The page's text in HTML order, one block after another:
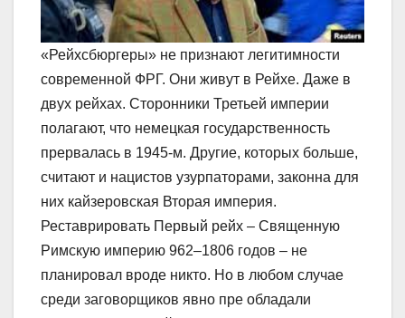
«Рейхсбюргеры» не признают легитимности
современной ФРГ. Они живут в Рейхе. Даже в
двух рейхах. Сторонники Третьей империи
полагают, что немецкая государственность
прервалась в 1945-м. Другие, которых больше,
считают и нацистов узурпаторами, законна для
них кайзеровская Вторая империя.
Реставрировать Первый рейх – Священную
Римскую империю 962–1806 годов – не
планировал вроде никто. Но в любом случае
среди заговорщиков явно пре обладали